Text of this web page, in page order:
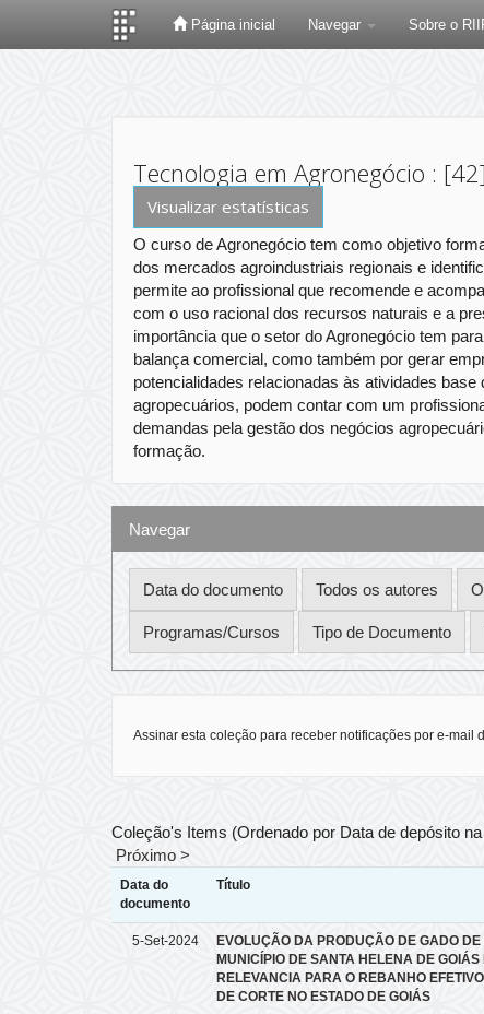
Página inicial Navegar Sobre o
Tecnologia em Agronegócio : [42]
Visualizar estatísticas
O curso de Agronegócio tem como objetivo
dos mercados agroindustriais regionais e
permite ao profissional que recomende e
com o uso racional dos recursos naturais e a
importância que o setor do Agronegócio tem
balança comercial, como também por gerar
potencialidades relacionadas às atividades
agropecuários, podem contar com um
demandas pela gestão dos negócios
formação.
Navegar
Assinar esta coleção para receber notificações por e-mail
Coleção's Items (Ordenado por Data de depósito
Próximo >
Data do
documento
Título
5-Set-2024
EVOLUÇÃO DA PRODUÇÃO DE GADO DE
MUNICÍPIO DE SANTA HELENA DE GOIÁS
RELEVANCIA PARA O REBANHO
DE CORTE NO ESTADO DE GOIÁS